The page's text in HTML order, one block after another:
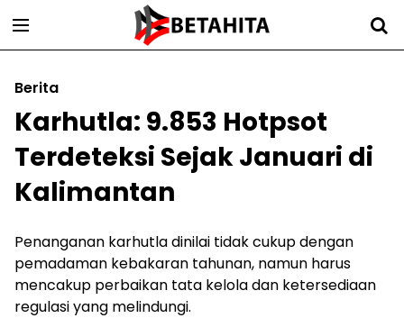
Berita
Karhutla: 9.853 Hotpsot
Terdeteksi Sejak Januari di
Kalimantan
Penanganan karhutla dinilai tidak cukup dengan
pemadaman kebakaran tahunan, namun harus
mencakup perbaikan tata kelola dan ketersediaan
regulasi yang melindungi.